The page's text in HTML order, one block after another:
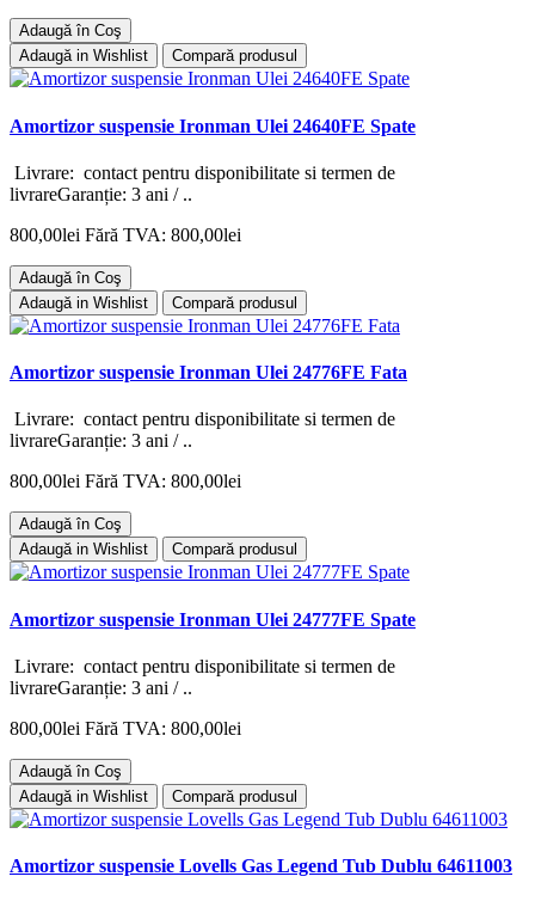
Adaugă în Coş
Adaugă in Wishlist
Compară produsul
Amortizor suspensie Ironman Ulei 24640FE Spate
Livrare: contact pentru disponibilitate si termen de
livrareGaranție: 3 ani / ..
800,00lei Fără TVA: 800,00lei
Adaugă în Coş
Adaugă in Wishlist
Compară produsul
Amortizor suspensie Ironman Ulei 24776FE Fata
Livrare: contact pentru disponibilitate si termen de
livrareGaranție: 3 ani / ..
800,00lei Fără TVA: 800,00lei
Adaugă în Coş
Adaugă in Wishlist
Compară produsul
Amortizor suspensie Ironman Ulei 24777FE Spate
Livrare: contact pentru disponibilitate si termen de
livrareGaranție: 3 ani / ..
800,00lei Fără TVA: 800,00lei
Adaugă în Coş
Adaugă in Wishlist
Compară produsul
Amortizor suspensie Lovells Gas Legend Tub Dublu 64611003